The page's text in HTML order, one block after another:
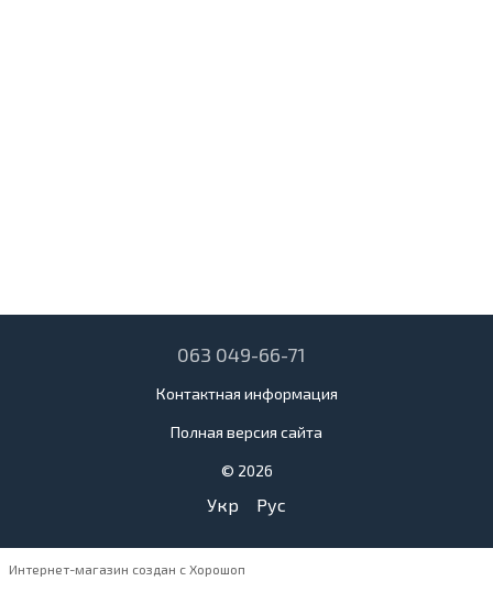
063 049-66-71
Контактная информация
Полная версия сайта
© 2026
Укр Рус
Интернет-магазин создан с Хорошоп